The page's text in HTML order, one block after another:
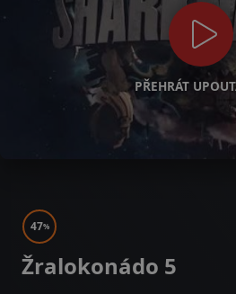
PŘEHRÁT
47%
Žralokonádo 5